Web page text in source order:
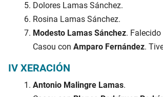
Dolores Lamas Sánchez.
Rosina Lamas Sánchez.
Modesto Lamas Sánchez.
Casou con Amparo Fernández.
IV XERACIÓN
Antonio Malingre Lamas.